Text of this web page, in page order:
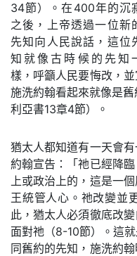
34節）。在400年的沉
之後，上帝透過一位新
先知向人民說話，這位
知就像古時候的先知
樣，呼籲人民要悔改，
施洗約翰看起來就像是
利亞書13章4節）。
猶太人都知道有一天會
約翰宣告：「祂已經降
上或政治上的，這是一
王統管人心。祂改變並
此，猶太人必須徹底改
面對祂（8-10節）。這
同舊約的先知，施洗約